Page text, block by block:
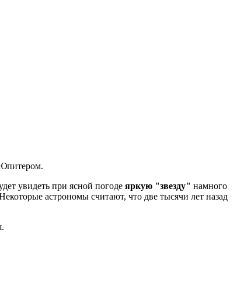
Юпитером.
увидеть при ясной погоде яркую "звезду" намного
астрономы считают, что две тысячи лет назад